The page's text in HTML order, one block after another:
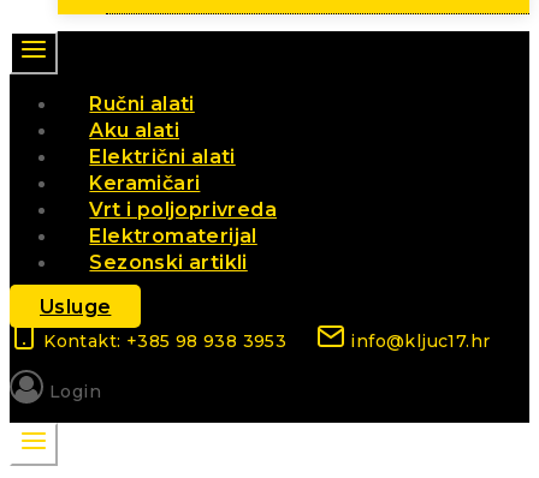
Ručni alati
Aku alati
Električni alati
Keramičari
Vrt i poljoprivreda
Elektromaterijal
Sezonski artikli
Usluge
Kontakt: +385 98 938 3953 info@kljuc17.hr
Login